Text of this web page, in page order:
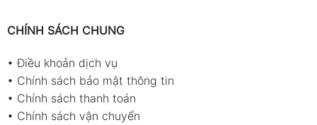
CHÍNH SÁCH CHUNG
•Điều khoản dịch vụ
• Chính sách bảo mật thông tin
• Chính sách thanh toán
• Chính sách vận chuyển